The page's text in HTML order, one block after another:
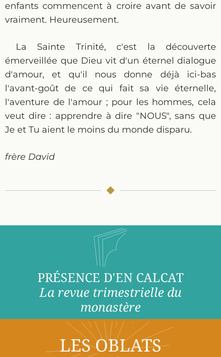
enfants commencent à croire avant de savoir
vraiment. Heureusement.
La Sainte Trinité, c'est la découverte
émerveillée que Dieu vit d'un éternel dialogue
d'amour, et qu'il nous donne déjà ici-bas
l'avant-goût de ce qui fait sa vie éternelle,
l'aventure de l'amour ; pour les hommes, cela
veut dire : apprendre à dire "NOUS", sans que
Je et Tu aient le moins du monde disparu.
frère David
PRÉSENCE D'EN CALCAT
La revue trimestrielle du
monastère
LES OBLATS